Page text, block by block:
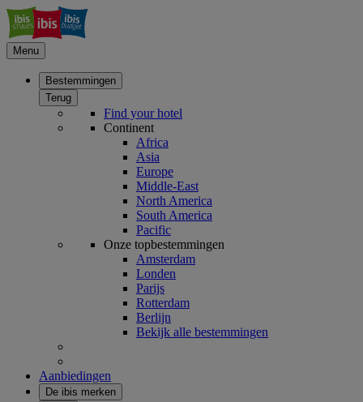
Menu
Bestemmingen
Terug
Find your hotel
Continent
Africa
Asia
Europe
Middle-East
North America
South America
Pacific
Onze topbestemmingen
Amsterdam
Londen
Parijs
Rotterdam
Berlijn
Bekijk alle bestemmingen
Aanbiedingen
De ibis merken